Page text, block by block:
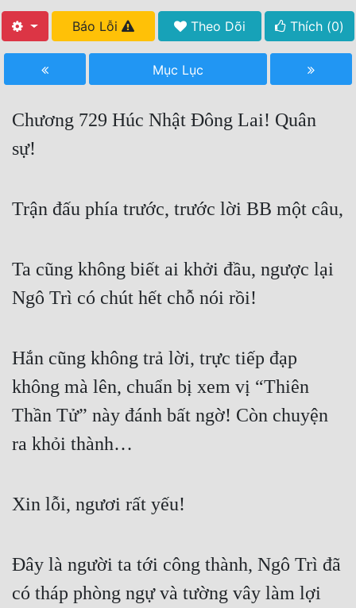
Hoàn Thành
Free
Hậu Cung
Truyện Convert
Truyện Nhập Môn
Xa Lộ Dịch
Cạnh Kỹ
Cổ Tiên Hiệp
Cổ Đại
Gia Đấu
Báo Lỗi Theo Dõi Thích (0)
Mục Lục
Chương 729 Húc Nhật Đông Lai! Quân
sự!
Trận đấu phía trước, trước lời BB một câu,
Ta cũng không biết ai khởi đầu, ngược lại
Ngô Trì có chút hết chỗ nói rồi!
Hắn cũng không trả lời, trực tiếp đạp
không mà lên, chuẩn bị xem vị “Thiên
Thần Tử” này đánh bất ngờ! Còn chuyện
ra khỏi thành…
Xin lỗi, ngươi rất yếu!
Đây là người ta tới công thành, Ngô Trì đã
có tháp phòng ngự và tường vây làm lợi